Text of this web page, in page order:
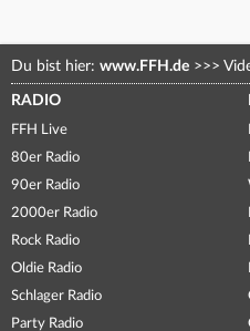
Du bist hier: www.FFH.de >>>
RADIO
FFH Live
80er Radio
90er Radio
2000er Radio
Rock Radio
Oldie Radio
Schlager Radio
Party Radio